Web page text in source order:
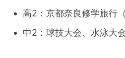
高2：京都奈良修学旅行
中2：球技大会、水泳大